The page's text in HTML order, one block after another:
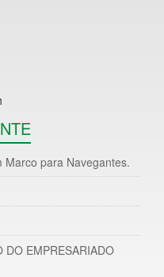
Marco para Navegantes.
DO EMPRESARIADO